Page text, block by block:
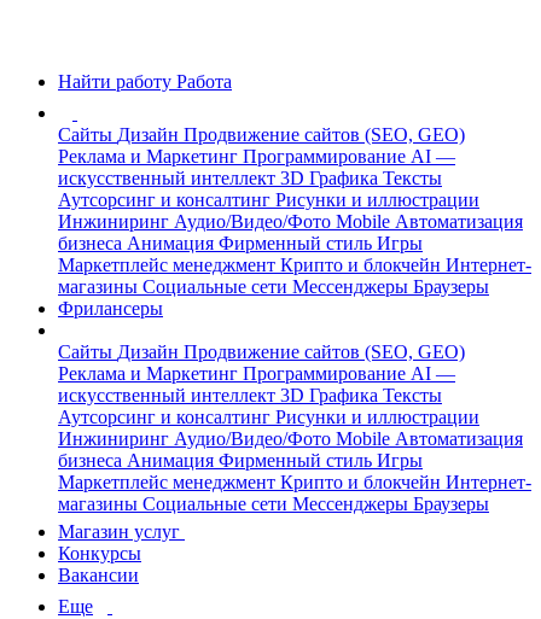
Найти работу Работа
Сайты Дизайн Продвижение сайтов (SEO, GEO)
Реклама и Маркетинг Программирование AI —
искусственный интеллект 3D Графика Тексты
Аутсорсинг и консалтинг Рисунки и иллюстрации
Инжиниринг Аудио/Видео/Фото Mobile Автоматизация
бизнеса Анимация Фирменный стиль Игры
Маркетплейс менеджмент Крипто и блокчейн Интернет-
магазины Социальные сети Мессенджеры Браузеры
Фрилансеры
Сайты Дизайн Продвижение сайтов (SEO, GEO)
Реклама и Маркетинг Программирование AI —
искусственный интеллект 3D Графика Тексты
Аутсорсинг и консалтинг Рисунки и иллюстрации
Инжиниринг Аудио/Видео/Фото Mobile Автоматизация
бизнеса Анимация Фирменный стиль Игры
Маркетплейс менеджмент Крипто и блокчейн Интернет-
магазины Социальные сети Мессенджеры Браузеры
Магазин услуг
Конкурсы
Вакансии
Еще